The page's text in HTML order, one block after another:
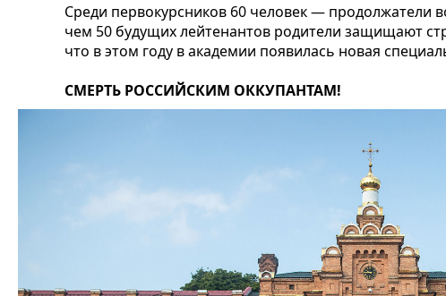
Среди первокурсников 60 человек — продолжатели
чем 50 будущих лейтенантов родители защищают
что в этом году в академии появилась новая
СМЕРТЬ РОССИЙСКИМ ОККУПАНТАМ!